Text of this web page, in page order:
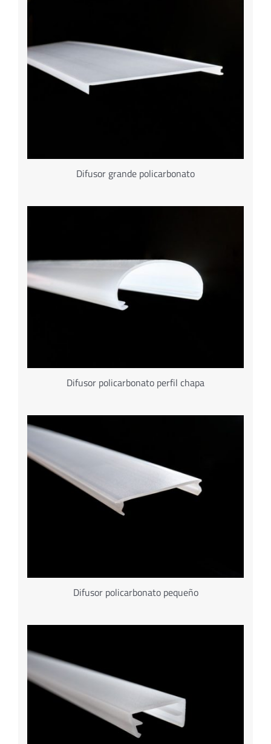
Difusor grande policarbonato
Difusor policarbonato perfil chapa
Difusor policarbonato pequeño